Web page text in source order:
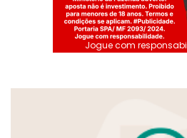
Jogue com